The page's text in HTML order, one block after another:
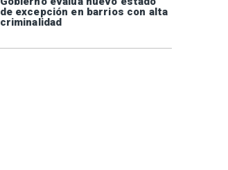
de excepción en barrios con alta
criminalidad